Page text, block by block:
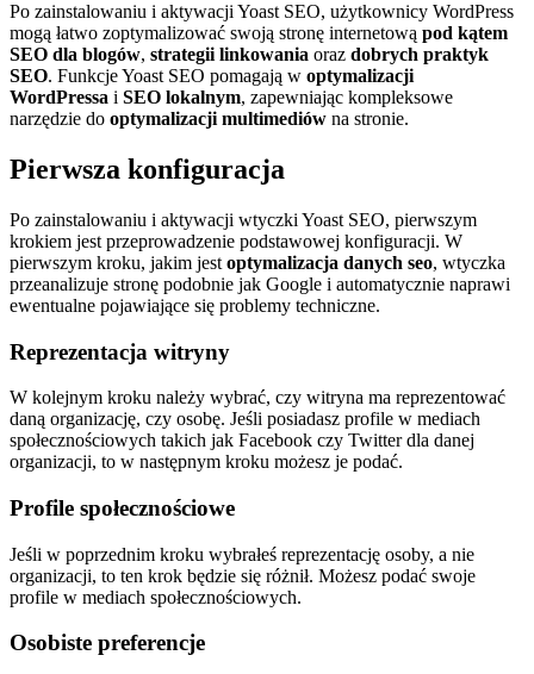
Po zainstalowaniu i aktywacji Yoast SEO, użytkownicy WordPress
mogą łatwo zoptymalizować swoją stronę internetową pod kątem
SEO dla blogów, strategii linkowania oraz dobrych praktyk
SEO. Funkcje Yoast SEO pomagają w optymalizacji
WordPressa i SEO lokalnym, zapewniając kompleksowe
narzędzie do optymalizacji multimediów na stronie.
Pierwsza konfiguracja
Po zainstalowaniu i aktywacji wtyczki Yoast SEO, pierwszym
krokiem jest przeprowadzenie podstawowej konfiguracji. W
pierwszym kroku, jakim jest optymalizacja danych seo, wtyczka
przeanalizuje stronę podobnie jak Google i automatycznie naprawi
ewentualne pojawiające się problemy techniczne.
Reprezentacja witryny
W kolejnym kroku należy wybrać, czy witryna ma reprezentować
daną organizację, czy osobę. Jeśli posiadasz profile w mediach
społecznościowych takich jak Facebook czy Twitter dla danej
organizacji, to w następnym kroku możesz je podać.
Profile społecznościowe
Jeśli w poprzednim kroku wybrałeś reprezentację osoby, a nie
organizacji, to ten krok będzie się różnił. Możesz podać swoje
profile w mediach społecznościowych.
Osobiste preferencje